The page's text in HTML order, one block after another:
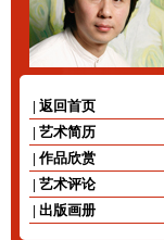
| 返回首页
| 艺术简历
| 作品欣赏
| 艺术评论
| 出版画册